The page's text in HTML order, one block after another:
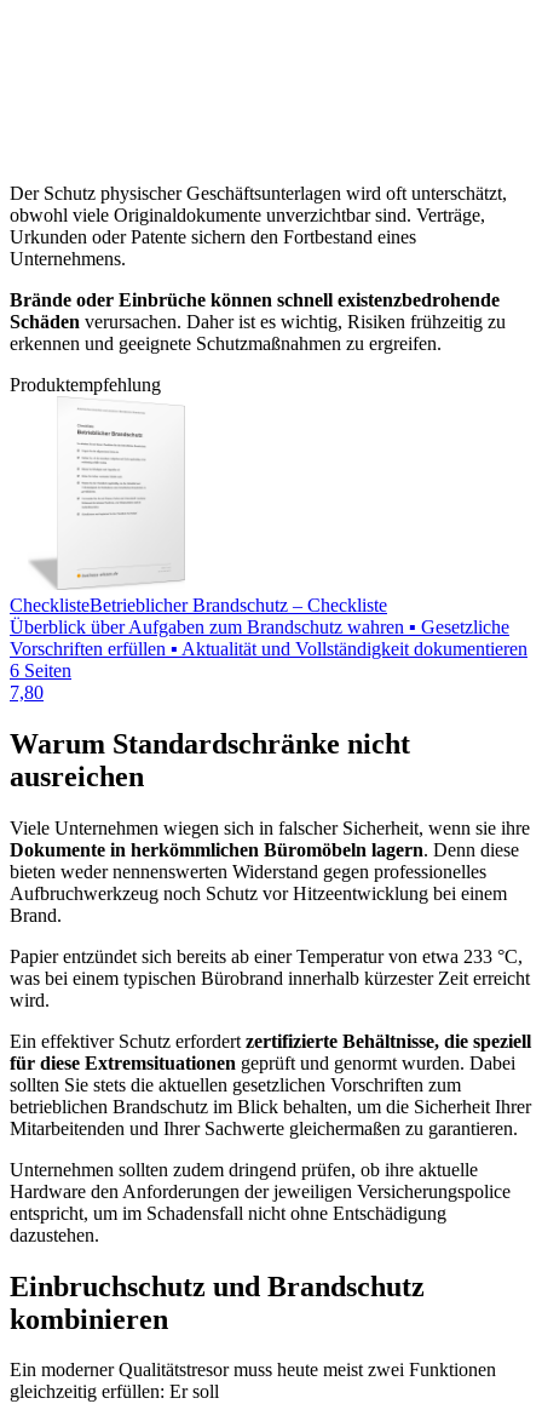
Der Schutz physischer Geschäftsunterlagen wird oft unterschätzt,
obwohl viele Originaldokumente unverzichtbar sind. Verträge,
Urkunden oder Patente sichern den Fortbestand eines
Unternehmens.
Brände oder Einbrüche können schnell existenzbedrohende
Schäden verursachen. Daher ist es wichtig, Risiken frühzeitig zu
erkennen und geeignete Schutzmaßnahmen zu ergreifen.
Produktempfehlung
ChecklisteBetrieblicher Brandschutz – Checkliste
Überblick über Aufgaben zum Brandschutz wahren ▪ Gesetzliche
Vorschriften erfüllen ▪ Aktualität und Vollständigkeit dokumentieren
6 Seiten
7,80
Warum Standardschränke nicht
ausreichen
Viele Unternehmen wiegen sich in falscher Sicherheit, wenn sie ihre
Dokumente in herkömmlichen Büromöbeln lagern. Denn diese
bieten weder nennenswerten Widerstand gegen professionelles
Aufbruchwerkzeug noch Schutz vor Hitzeentwicklung bei einem
Brand.
Papier entzündet sich bereits ab einer Temperatur von etwa 233 °C,
was bei einem typischen Bürobrand innerhalb kürzester Zeit erreicht
wird.
Ein effektiver Schutz erfordert zertifizierte Behältnisse, die speziell
für diese Extremsituationen geprüft und genormt wurden. Dabei
sollten Sie stets die aktuellen gesetzlichen Vorschriften zum
betrieblichen Brandschutz im Blick behalten, um die Sicherheit Ihrer
Mitarbeitenden und Ihrer Sachwerte gleichermaßen zu garantieren.
Unternehmen sollten zudem dringend prüfen, ob ihre aktuelle
Hardware den Anforderungen der jeweiligen Versicherungspolice
entspricht, um im Schadensfall nicht ohne Entschädigung
dazustehen.
Einbruchschutz und Brandschutz
kombinieren
Ein moderner Qualitätstresor muss heute meist zwei Funktionen
gleichzeitig erfüllen: Er soll